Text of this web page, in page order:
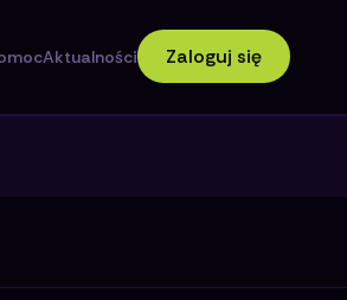
Aktualności Zaloguj się